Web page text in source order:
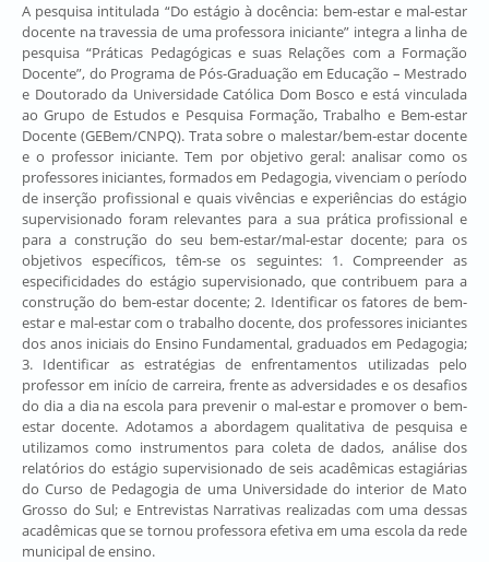
A pesquisa intitulada “Do estágio à docência: bem-estar e mal-estar
docente na travessia de uma professora iniciante” integra a linha de
pesquisa “Práticas Pedagógicas e suas Relações com a Formação
Docente”, do Programa de Pós-Graduação em Educação – Mestrado
e Doutorado da Universidade Católica Dom Bosco e está vinculada
ao Grupo de Estudos e Pesquisa Formação, Trabalho e Bem-estar
Docente (GEBem/CNPQ). Trata sobre o malestar/bem-estar docente
e o professor iniciante. Tem por objetivo geral: analisar como os
professores iniciantes, formados em Pedagogia, vivenciam o período
de inserção profissional e quais vivências e experiências do estágio
supervisionado foram relevantes para a sua prática profissional e
para a construção do seu bem-estar/mal-estar docente; para os
objetivos específicos, têm-se os seguintes: 1. Compreender as
especificidades do estágio supervisionado, que contribuem para a
construção do bem-estar docente; 2. Identificar os fatores de bem-
estar e mal-estar com o trabalho docente, dos professores iniciantes
dos anos iniciais do Ensino Fundamental, graduados em Pedagogia;
3. Identificar as estratégias de enfrentamentos utilizadas pelo
professor em início de carreira, frente as adversidades e os desafios
do dia a dia na escola para prevenir o mal-estar e promover o bem-
estar docente. Adotamos a abordagem qualitativa de pesquisa e
utilizamos como instrumentos para coleta de dados, análise dos
relatórios do estágio supervisionado de seis acadêmicas estagiárias
do Curso de Pedagogia de uma Universidade do interior de Mato
Grosso do Sul; e Entrevistas Narrativas realizadas com uma dessas
acadêmicas que se tornou professora efetiva em uma escola da rede
municipal de ensino.